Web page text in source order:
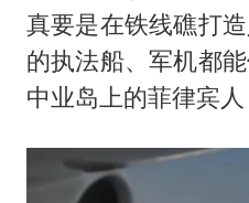
真要是在铁线礁打
的执法船、军机都
中业岛上的菲律宾